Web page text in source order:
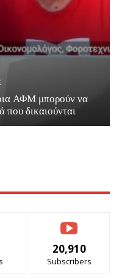
ΑΦΜ μπορούν να
δικαιούνται
20,910
Subscribers